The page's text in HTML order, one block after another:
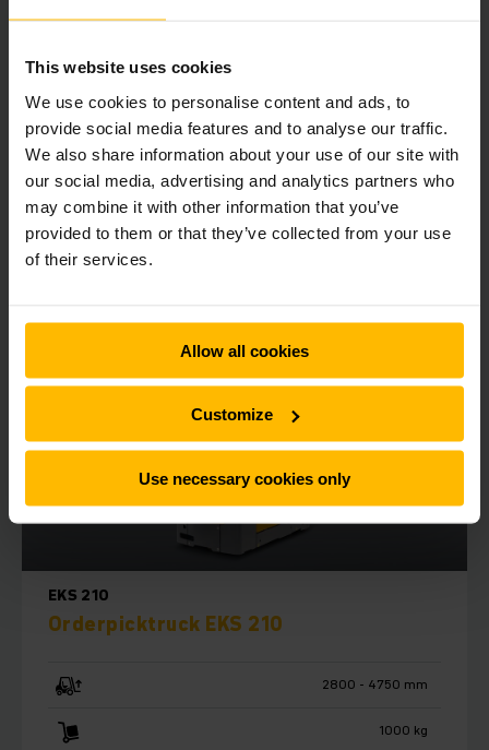
This website uses cookies
We use cookies to personalise content and ads, to
provide social media features and to analyse our traffic.
We also share information about your use of our site with
our social media, advertising and analytics partners who
may combine it with other information that you’ve
provided to them or that they’ve collected from your use
of their services.
Allow all cookies
Customize
Use necessary cookies only
LEES HIER MEER
OFFERTE AANVRAGEN
EKS 210
Orderpicktruck EKS 210
2800 - 4750 mm
1000 kg